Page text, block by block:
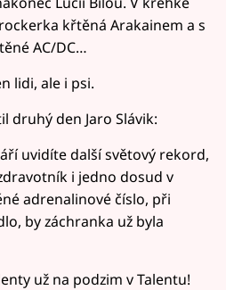
křtěná Arakainem a s
AC/DC…
lidi, ale i psi.
druhý den Jaro Slávik:
uvidíte další světový rekord,
i jedno dosud v
adrenalinové číslo, při
by záchranka už byla
už na podzim v Talentu!